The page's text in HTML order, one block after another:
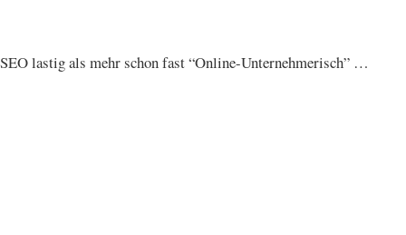
lastig als mehr schon fast “Online-Unternehmerisch” …